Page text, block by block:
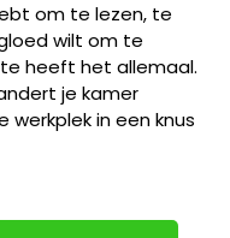
om te lezen, te
wilt om te
heeft het allemaal.
je kamer
in een knus